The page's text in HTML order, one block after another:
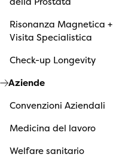
Risonanza Magnetica +
Visita Specialistica
Check-up Longevity
Aziende
Convenzioni Aziendali
Medicina del lavoro
Welfare sanitario